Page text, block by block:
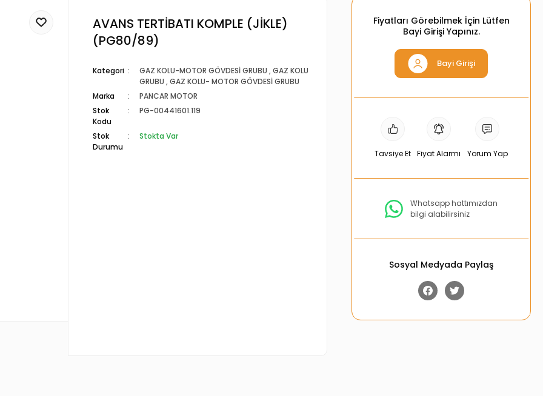
AVANS TERTİBATI KOMPLE (JİKLE)
(PG80/89)
Kategori GAZ KOLU-MOTOR GÖVDESİ GRUBU ,GAZ KOLU
GRUBU ,GAZ KOLU- MOTOR GÖVDESİ GRUBU
Marka
PANCAR MOTOR
Stok
Kodu
PG-00441601.119
Stok
Durumu
Stokta Var
Fiyatları Görebilmek İçin Lütfen
Bayi Girişi Yapınız.
Bayi Girişi
Tavsiye Et Fiyat Alarmı Yorum Yap
Whatsapp hattımızdan
bilgi alabilirsiniz
Sosyal Medyada Paylaş